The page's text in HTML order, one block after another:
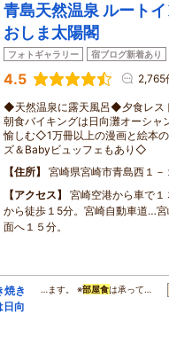
青島天然温泉 ルート
おしま太陽閣
フォトギャラリー 宿ブログ新着あり
4.5 2,765
◆天然温泉に露天風呂◆夕食レ
朝食バイキングは日向灘オーシャ
愉しむ◇1万冊以上の漫画と絵本
ズ＆Babyビュッフェもあり◇
住所
宮崎県宮崎市青島西１－
アクセス
宮崎空港から車で
から徒歩１5分。宮崎自動車道…
面へ１５分。
焼き
向
…ます。 ※部屋食は承って…